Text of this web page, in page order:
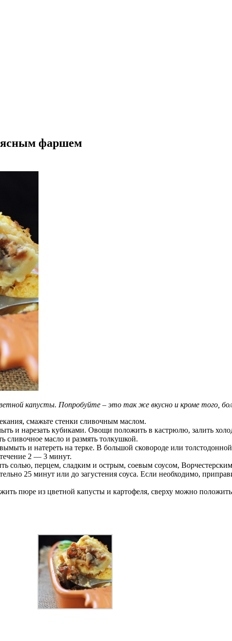
фаршем
капусты. Попробуйте – это так же вкусно и кроме того,
смажьте стенки сливочным маслом.
и нарезать кубиками. Овощи положить в кастрюлю, залить
сливочное масло и размять толкушкой.
и натереть на терке. В большой сковороде или
2 — 3 минут.
солью, перцем, сладким и острым, соевым соусом,
25 минут или до загустения соуса. Если необходимо,
пюре из цветной капусты и картофеля, сверху можно